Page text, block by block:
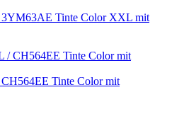
Tinte Color XXL mit
Tinte Color mit